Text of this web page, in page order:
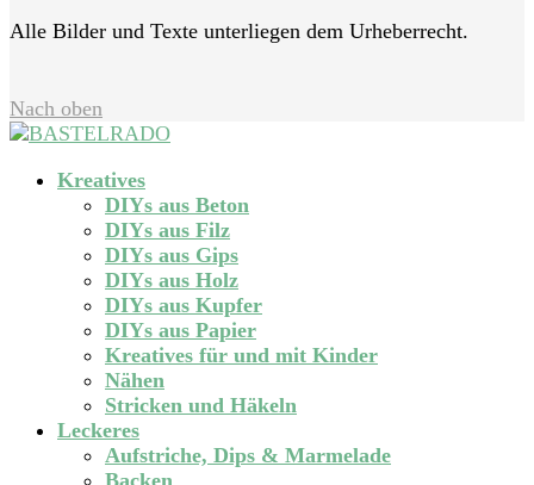
Alle Bilder und Texte unterliegen dem Urheberrecht.
Nach oben
Kreatives
DIYs aus Beton
DIYs aus Filz
DIYs aus Gips
DIYs aus Holz
DIYs aus Kupfer
DIYs aus Papier
Kreatives für und mit Kinder
Nähen
Stricken und Häkeln
Leckeres
Aufstriche, Dips & Marmelade